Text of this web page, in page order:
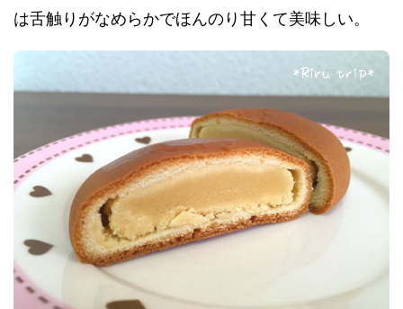
は舌触りがなめらかでほんのり甘くて美味しい。